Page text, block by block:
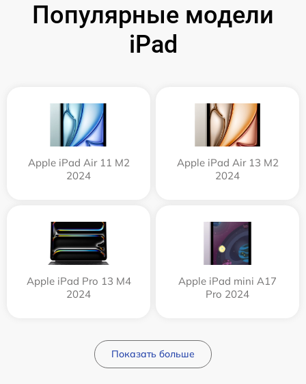
Популярные модели
iPad
Apple iPad Air 11 M2
2024
Apple iPad Air 13 M2
2024
Apple iPad Pro 13 M4
2024
Apple iPad mini A17
Pro 2024
Показать больше